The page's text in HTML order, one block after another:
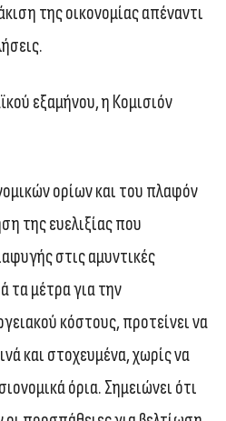
της οικονομίας απέναντι
εξαμήνου, η Κομισιόν
ορίων και του πλαφόν
της ευελιξίας που
στις αμυντικές
τα μέτρα για την
κόστους, προτείνει να
και στοχευμένα, χωρίς να
όρια. Σημειώνει ότι